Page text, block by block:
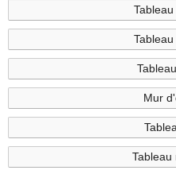
Tableau
Mur
Tableau